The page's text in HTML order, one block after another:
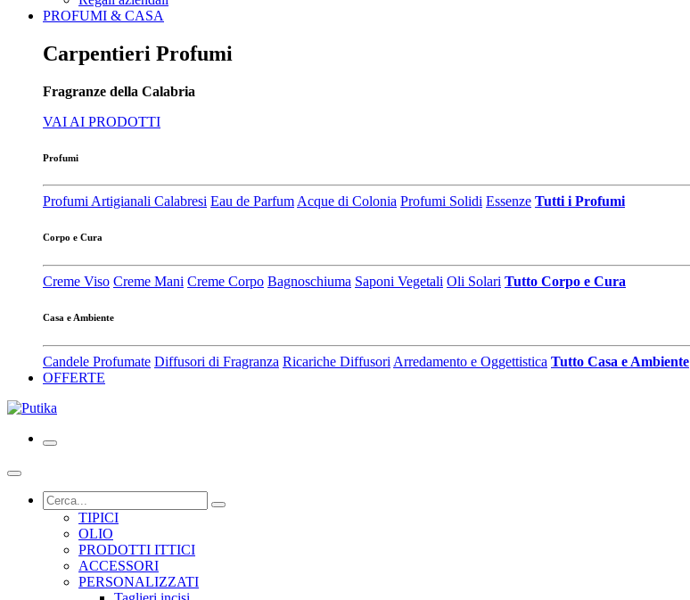
PROFUMI & CASA
Carpentieri Profumi
Fragranze della Calabria
VAI AI PRODOTTI
Profumi
Profumi Artigianali Calabresi Eau de ParfumAcque di Colonia Profumi Solidi Essenze Tutti i Profumi
Corpo e Cura
Creme Viso Creme Mani Creme Corpo Bagnoschiuma Saponi Vegetali Oli Solari Tutto Corpo e Cura
Casa e Ambiente
Candele Profumate Diffusori di Fragranza Ricariche Diffusori Arredamento e Oggettistica Tutto Casa e Ambiente
OFFERTE
TIPICI
OLIO
PRODOTTI ITTICI
ACCESSORI
PERSONALIZZATI